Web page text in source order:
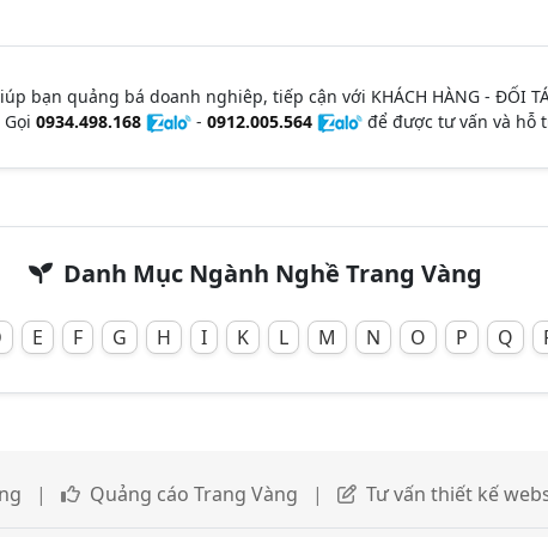
bạn quảng bá doanh nghiêp, tiếp cận với KHÁCH HÀNG - ĐỐI
0934.498.168 - 0912.005.564 để được tư vấn và hỗ
Danh Mục Ngành Nghề Trang Vàng
E F G H I K L M N O P Q
| Quảng cáo Trang Vàng | Tư vấn thiết kế